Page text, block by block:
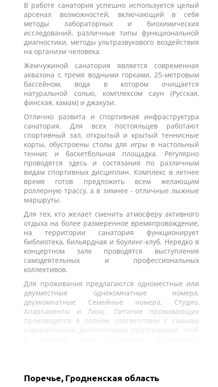
В работе санатория успешно используется целый
арсенал возможностей, включающий в себя
методы лабораторных и биохимических
исследований, различные типы функциональной
диагностики, методы ультразвукового воздействия
на организм человека.
Жемчужиной санатория является современная
аквазона с тремя водными горками, 25-метровым
бассейном, вода в котором очищается
натуральной солью, комплексом саун (Русская,
финская, хамам) и джакузи.
Отлично развита и спортивная инфраструктура
санатория. Для всех постояльцев работают
спортивный зал, открытый и крытый теннисные
корты, обустроены столы для игры в настольный
теннис и баскетбольная площадка. Регулярно
проводятся здесь и состязания по различным
видам спортивных дисциплин. Комплекс в летнее
время готов предложить всем желающим
роллерную трассу, а в зимнее - отличные лыжные
маршруты.
Для тех, кто желает сменить атмосферу активного
отдыха на более размеренное времяпровождение,
на территории санатория функционирует
библиотека, бильярдная и боулинг-клуб. Нередко в
концертном зале проводятся выступления
самодеятельных и профессиональных
коллективов.
Для проживания предлагаются одноместные или
двухместные однокомнатные номера,
двухкомнатные Семейные номера, Студио,
Апартаменты и Люкс. Питание проживающих
производится в полном соответствии с самыми
современными диетическими программами, чтоб
Поречье, Гродненская область